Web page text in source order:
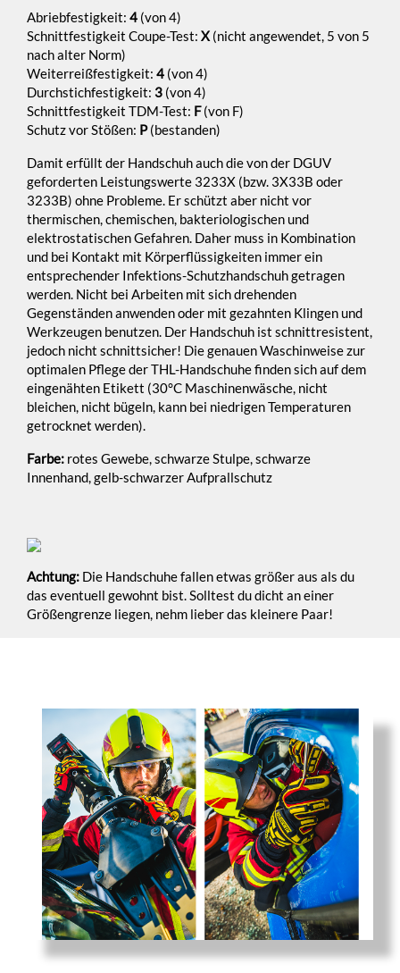
Abriebfestigkeit: 4 (von 4)
Schnittfestigkeit Coupe-Test: X (nicht angewendet, 5 von 5
nach alter Norm)
Weiterreißfestigkeit: 4 (von 4)
Durchstichfestigkeit: 3 (von 4)
Schnittfestigkeit TDM-Test: F(von F)
Schutz vor Stößen: P(bestanden)
Damit erfüllt der Handschuh auch die von der DGUV
geforderten Leistungswerte 3233X (bzw. 3X33B oder
3233B) ohne Probleme. Er schützt aber nicht vor
thermischen, chemischen, bakteriologischen und
elektrostatischen Gefahren. Daher muss in Kombination
und bei Kontakt mit Körperflüssigkeiten immer ein
entsprechender Infektions-Schutzhandschuh getragen
werden. Nicht bei Arbeiten mit sich drehenden
Gegenständen anwenden oder mit gezahnten Klingen und
Werkzeugen benutzen. Der Handschuh ist schnittresistent,
jedoch nicht schnittsicher! Die genauen Waschinweise zur
optimalen Pflege der THL-Handschuhe finden sich auf dem
eingenähten Etikett (30°C Maschinenwäsche, nicht
bleichen, nicht bügeln, kann bei niedrigen Temperaturen
getrocknet werden).
Farbe: rotes Gewebe, schwarze Stulpe, schwarze
Innenhand, gelb-schwarzer Aufprallschutz
Achtung: Die Handschuhe fallen etwas größer aus als du
das eventuell gewohnt bist. Solltest du dicht an einer
Größengrenze liegen, nehm lieber das kleinere Paar!